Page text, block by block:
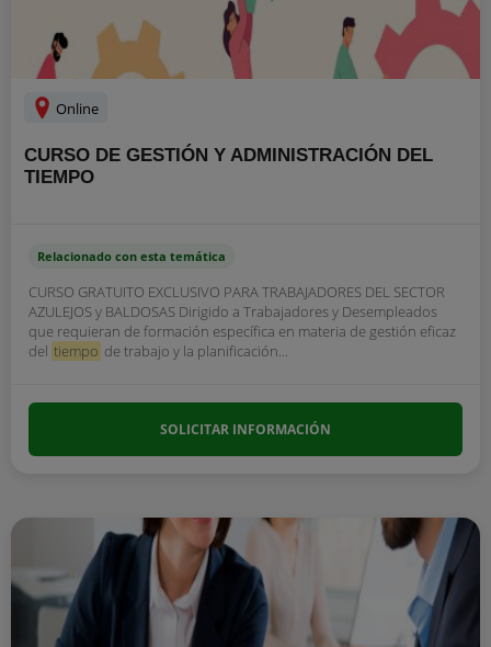
Online
CURSO DE GESTIÓN Y ADMINISTRACIÓN DEL
TIEMPO
Relacionado con esta temática
CURSO GRATUITO EXCLUSIVO PARA TRABAJADORES DEL SECTOR
AZULEJOS y BALDOSAS Dirigido a Trabajadores y Desempleados
que requieran de formación específica en materia de gestión eficaz
del tiempo de trabajo y la planificación...
SOLICITAR INFORMACIÓN